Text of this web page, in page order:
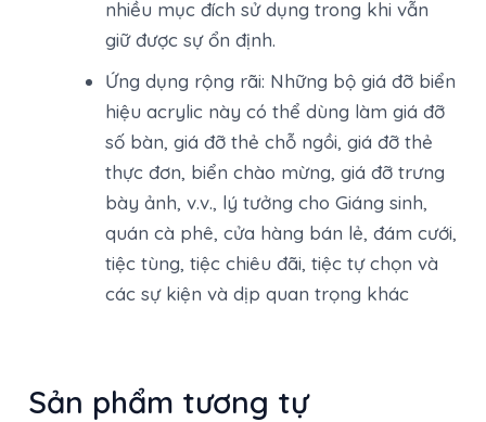
nhiều mục đích sử dụng trong khi vẫn
giữ được sự ổn định.
Ứng dụng rộng rãi: Những bộ giá đỡ biển
hiệu acrylic này có thể dùng làm giá đỡ
số bàn, giá đỡ thẻ chỗ ngồi, giá đỡ thẻ
thực đơn, biển chào mừng, giá đỡ trưng
bày ảnh, v.v., lý tưởng cho Giáng sinh,
quán cà phê, cửa hàng bán lẻ, đám cưới,
tiệc tùng, tiệc chiêu đãi, tiệc tự chọn và
các sự kiện và dịp quan trọng khác
Sản phẩm tương tự